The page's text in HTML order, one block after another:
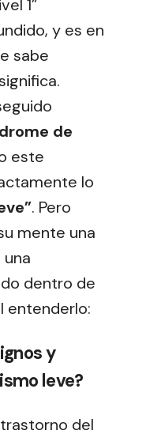
1”
y es en
sabe
de
este
lo
. Pero
mente una
dentro de
entenderlo:
y
leve?
del